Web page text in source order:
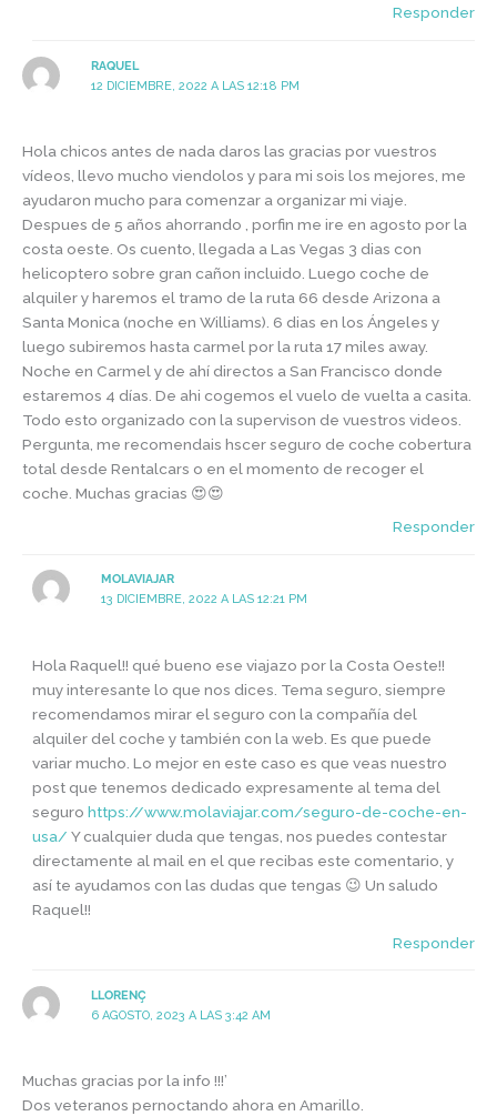
Responder
RAQUEL
12 DICIEMBRE, 2022 A LAS 12:18 PM
Hola chicos antes de nada daros las gracias por vuestros
vídeos, llevo mucho viendolos y para mi sois los mejores, me
ayudaron mucho para comenzar a organizar mi viaje.
Despues de 5 años ahorrando , porfin me ire en agosto por la
costa oeste. Os cuento, llegada a Las Vegas 3 dias con
helicoptero sobre gran cañon incluido. Luego coche de
alquiler y haremos el tramo de la ruta 66 desde Arizona a
Santa Monica (noche en Williams). 6 dias en los Ángeles y
luego subiremos hasta carmel por la ruta 17 miles away.
Noche en Carmel y de ahí directos a San Francisco donde
estaremos 4 días. De ahi cogemos el vuelo de vuelta a casita.
Todo esto organizado con la supervison de vuestros videos.
Pergunta, me recomendais hscer seguro de coche cobertura
total desde Rentalcars o en el momento de recoger el
coche. Muchas gracias 😍😍
Responder
MOLAVIAJAR
13 DICIEMBRE, 2022 A LAS 12:21 PM
Hola Raquel!! qué bueno ese viajazo por la Costa Oeste!!
muy interesante lo que nos dices. Tema seguro, siempre
recomendamos mirar el seguro con la compañía del
alquiler del coche y también con la web. Es que puede
variar mucho. Lo mejor en este caso es que veas nuestro
post que tenemos dedicado expresamente al tema del
segurohttps://www.molaviajar.com/seguro-de-coche-en-
usa/ Y cualquier duda que tengas, nos puedes contestar
directamente al mail en el que recibas este comentario, y
así te ayudamos con las dudas que tengas 😉 Un saludo
Raquel!!
Responder
LLORENÇ
6 AGOSTO, 2023 A LAS 3:42 AM
Muchas gracias por la info !!!’
Dos veteranos pernoctando ahora en Amarillo.